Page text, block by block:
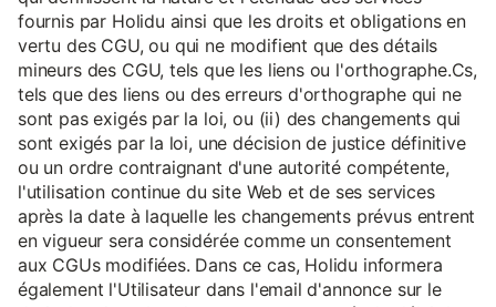
fournis par Holidu ainsi que les droits et obligations en
vertu des CGU, ou qui ne modifient que des détails
mineurs des CGU, tels que les liens ou l'orthographe.Cs,
tels que des liens ou des erreurs d'orthographe qui ne
sont pas exigés par la loi, ou (ii) des changements qui
sont exigés par la loi, une décision de justice définitive
ou un ordre contraignant d'une autorité compétente,
l'utilisation continue du site Web et de ses services
après la date à laquelle les changements prévus entrent
en vigueur sera considérée comme un consentement
aux CGUs modifiées. Dans ce cas, Holidu informera
également l'Utilisateur dans l'email d'annonce sur le